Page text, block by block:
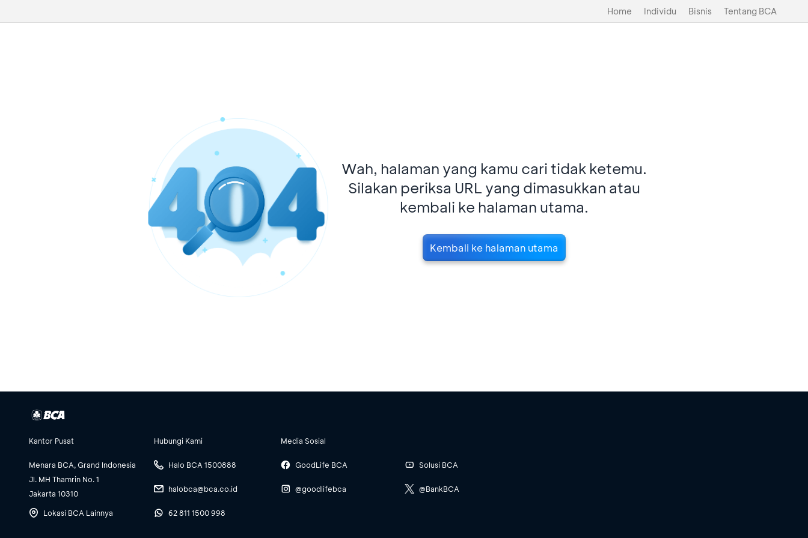
Home Individu Bisnis Tentang BCA
Wah, halaman yang kamu cari tidak ketemu.
Silakan periksa URL yang dimasukkan atau
kembali ke halaman utama.
Kembali ke halaman utama
Kantor Pusat
Menara BCA, Grand Indonesia
Jl. MH Thamrin No. 1
Jakarta 10310
Lokasi BCA Lainnya
Hubungi Kami
Halo BCA 1500888
halobca@bca.co.id
62 811 1500 998
Media Sosial
GoodLife BCA
@goodlifebca
Solusi BCA
@BankBCA